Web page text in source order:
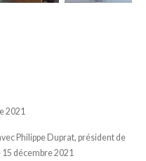
2021
Philippe Duprat, président de
15 décembre 2021